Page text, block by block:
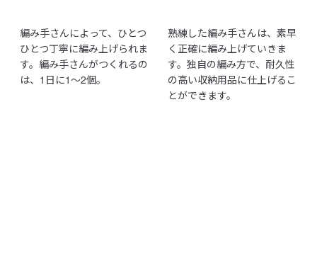
編み手さんによって、ひとつ
ひとつ丁寧に編み上げられま
す。編み手さんがつくれるの
は、1日に1～2個。
熟練した編み手さんは、素早
く正確に編み上げていきま
す。独自の編み方で、耐久性
の高い収納用品に仕上げるこ
とができます。